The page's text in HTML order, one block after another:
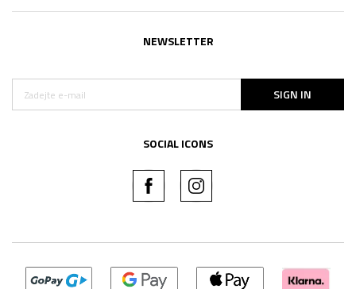
NEWSLETTER
SIGN IN
SOCIAL ICONS